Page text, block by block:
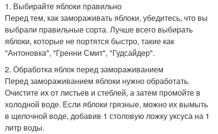
1. Выбирайте яблоки правильно
Перед тем, как замораживать яблоки, убедитесь, что вы
выбрали правильные сорта. Лучше всего выбирать
яблоки, которые не портятся быстро, такие как
"Антоновка", "Гренни Смит", "Гудсайдер".
2. Обработка яблок перед замораживанием
Перед замораживанием яблоки нужно обработать.
Очистите их от листьев и стеблей, а затем промойте в
холодной воде. Если яблоки грязные, можно их вымыть
в щелочной воде, добавив 1 столовую ложку уксуса на 1
литр воды.